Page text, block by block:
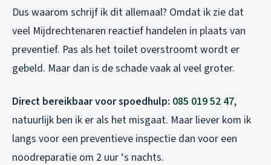
Dus waarom schrijf ik dit allemaal? Omdat ik zie dat
veel Mijdrechtenaren reactief handelen in plaats van
preventief. Pas als het toilet overstroomt wordt er
gebeld. Maar dan is de schade vaak al veel groter.
Direct bereikbaar voor spoedhulp: 085 019 52 47,
natuurlijk ben ik er als het misgaat. Maar liever kom ik
langs voor een preventieve inspectie dan voor een
noodreparatie om 2 uur ‘s nachts.